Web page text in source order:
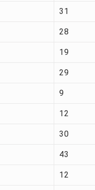
31
28
19
29
9
12
30
43
12